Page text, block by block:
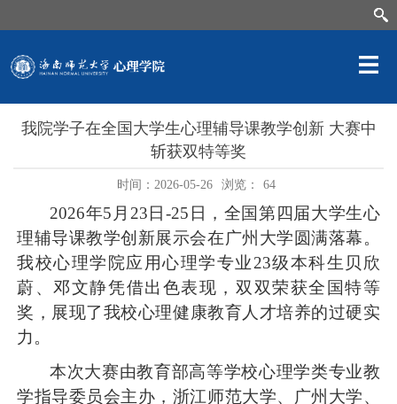
我院学子在全国大学生心理辅导课教学创新 大赛中
斩获双特等奖
时间：2026-05-26 浏览： 64
2026年5 月 23 日 -25 日，全国第四届大学生心
理辅导课教学创新展示会在广州大学圆满落幕。
我校心理学院应用心理学专业23级本科生 贝欣
蔚、邓文静凭借出色表现，双双荣获全国特等
奖 ，展现了我校心理健康教育人才培养的过硬实
力。
本次大赛由教育部高等学校心理学类专业教
学指导委员会主办，浙江师范大学、广州大学、